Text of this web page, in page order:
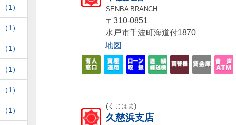
（1）
（1）
（1）
（1）
（1）
（1）
SENBA BRANCH
〒310-0851
水戸市千波町海道付1870
地図
(くじはま)
久慈浜支店